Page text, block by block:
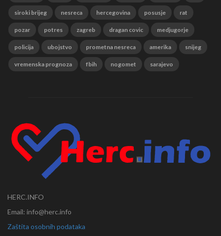
siroki brijeg nesreca hercegovina posusje rat
pozar potres zagreb dragan covic medjugorje
policija ubojstvo prometna nesreca amerika snijeg
vremenska prognoza fbih nogomet sarajevo
HERC.INFO
Email: info@herc.info
Zaštita osobnih podataka